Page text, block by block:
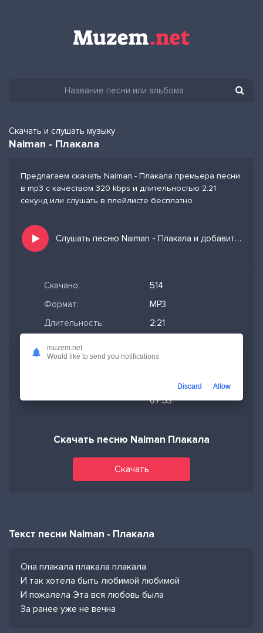
Скачать и слушать музыку
Naiman - Плакала
Предлагаем скачать Naiman - Плакала премьера песни
в mp3 с качеством 320 kbps и длительностью 2:21
секунд или слушать в плейлисте бесплатно
Слушать песню Naiman - Плакала и добавить в избранных
Скачано:
514
Формат:
MP3
Длительность:
2:21
Качество mp3:
320 кбит/с,
18-11-2025,
07:53
Скачать песню Naiman Плакала
Скачать
Текст песни Naiman - Плакала
Она плакала плакала плакала
И так хотела быть любимой любимой
И пожалела Эта вся любовь была
За ранее уже не вечна
muzem.net
Would like to send you notifications
Discard Allow